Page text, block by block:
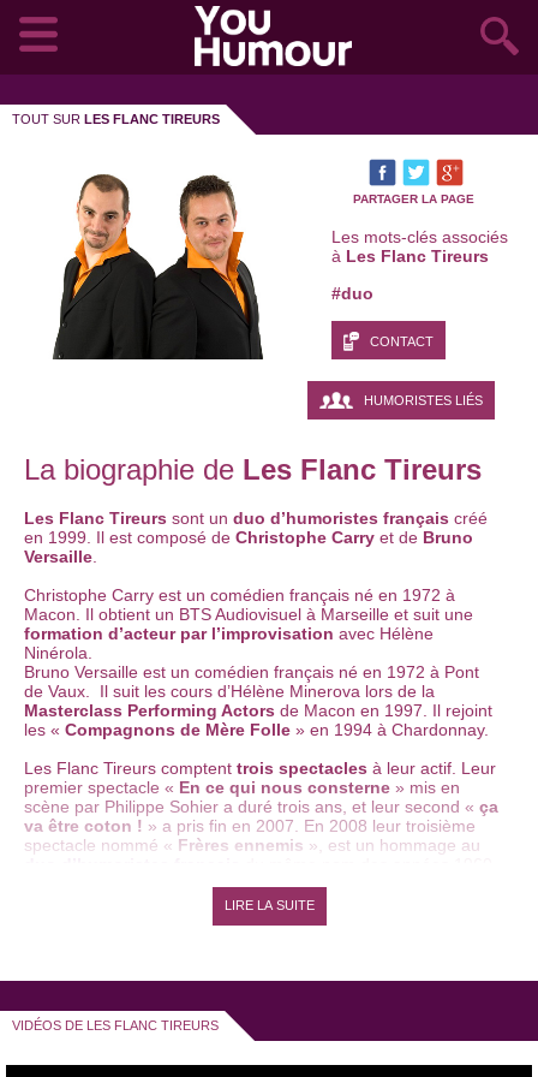
TOUT SUR LES FLANC TIREURS
PARTAGER LA PAGE
Les mots-clés associés
à Les Flanc Tireurs
#duo
CONTACT
HUMORISTES LIÉS
La biographie de Les Flanc Tireurs
Les Flanc Tireurs sont un duo d’humoristes français créé
en 1999. Il est composé de Christophe Carry et de Bruno
Versaille
Christophe Carry est un comédien français né en 1972 à
Macon. Il obtient un BTS Audiovisuel à Marseille et suit une
formation d’acteur par l’improvisation avec Hélène
Ninérola.
Bruno Versaille est un comédien français né en 1972 à Pont
de Vaux. Il suit les cours d’Hélène Minerova lors de la
Masterclass Performing Actors de Macon en 1997. Il rejoint
les « Compagnons de Mère Folle » en 1994 à Chardonnay.
Les Flanc Tireurs comptent trois spectacles à leur actif. Leur
premier spectacle « En ce qui nous consterne » mis en
scène par Philippe Sohier a duré trois ans, et leur second « ça
va être coton ! » a pris fin en 2007. En 2008 leur troisième
spectacle nommé « Frères ennemis », est un hommage au
1970 composé de Teddy Vrignault et André Gaillard. Les frères
ennemis, réputés pour leursjoutes verbales absurdes
d'ailleurs grandement inspiré les Flanc Tireurs.
dans les pays francophones, ils ont participé à de nombreux
Montréalou leFestival YouHumour
Paris. Ils se sont produits à L’Olympia, auCaveau de la
LIRE LA SUITE
VIDÉOS DE LES FLANC TIREURS